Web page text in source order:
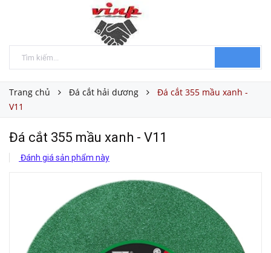
Trang chủ Đá cắt hải dương
Đá cắt 355 mầu xanh -
V11
Đá cắt 355 mầu xanh - V11
Đánh giá sản phẩm này